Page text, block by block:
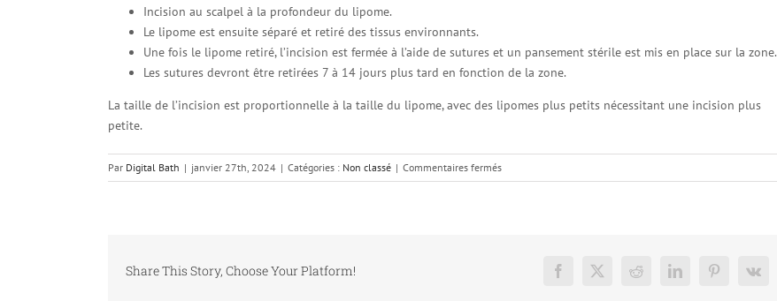
Incision au scalpel à la profondeur du lipome.
Le lipome est ensuite séparé et retiré des tissus environnants.
Une fois le lipome retiré, l’incision est fermée à l’aide de sutures et un pansement stérile est mis en place sur la zone.
Les sutures devront être retirées 7 à 14 jours plus tard en fonction de la zone.
La taille de l’incision est proportionnelle à la taille du lipome, avec des lipomes plus petits nécessitant une incision plus
petite.
Par Digital Bath | janvier 27th, 2024 | Catégories : Non classé | Commentaires ferméssur
Boule
Share This Story, Choose Your Platform! Facebook
X Reddit LinkedInPinterest
Vk